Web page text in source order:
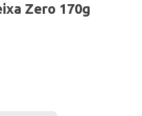
Zero 170g